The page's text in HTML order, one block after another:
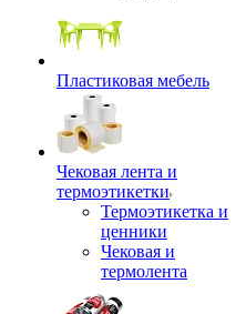
Пластиковая мебель
Чековая лента и
термоэтикетки
Термоэтикетка и
ценники
Чековая и
термолента